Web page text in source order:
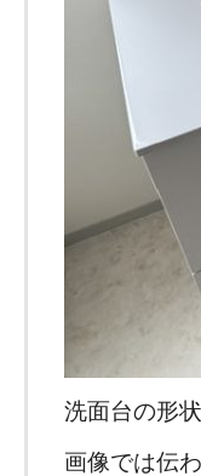
洗面台の形
画像では伝